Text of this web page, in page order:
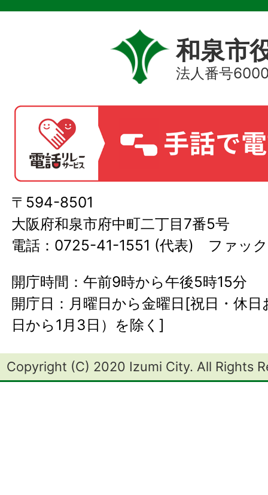
和泉市
法人番号
〒594-8501
大阪府和泉市府中町二丁目7番5号
電話：0725-41-1551 (代表) ファッ
開庁時間：午前9時から午後5時15分
開庁日：月曜日から金曜日[祝日・休
日から1月3日）を除く]
Copyright (C) 2020 Izumi City. All Rights